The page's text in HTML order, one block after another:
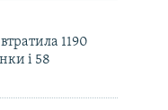
1190
і 58